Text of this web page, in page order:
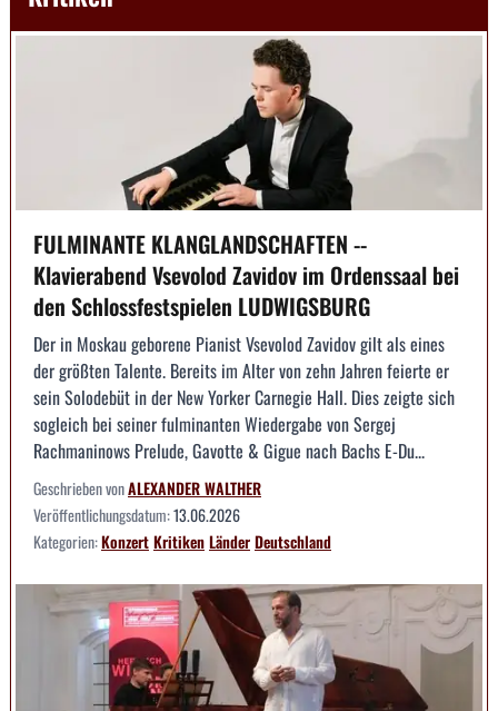
FULMINANTE KLANGLANDSCHAFTEN --
Klavierabend Vsevolod Zavidov im Ordenssaal bei
den Schlossfestspielen LUDWIGSBURG
Der in Moskau geborene Pianist Vsevolod Zavidov gilt als eines
der größten Talente. Bereits im Alter von zehn Jahren feierte er
sein Solodebüt in der New Yorker Carnegie Hall. Dies zeigte sich
sogleich bei seiner fulminanten Wiedergabe von Sergej
Rachmaninows Prelude, Gavotte & Gigue nach Bachs E-Du...
Geschrieben vonALEXANDER WALTHER
Veröffentlichungsdatum:13.06.2026
Kategorien:KonzertKritikenLänderDeutschland